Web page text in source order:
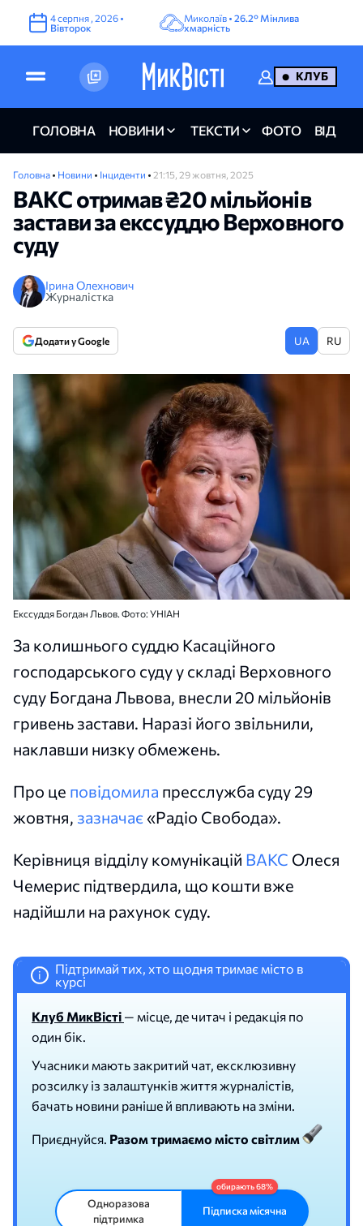
4серпня ,2026 •
Вівторок
Миколаїв •26.2° Мінлива
хмарність
КЛУБ
ГОЛОВНА НОВИНИ ТЕКСТИ ФОТО ВІДЕО
Головна • Новини • Інциденти • 21:15, 29 жовтня, 2025
ВАКС отримав ₴20 мільйонів
застави за екссуддю Верховного
суду
Ірина Олехнович
Журналістка
Додати у Google UA RU
Екссуддя Богдан Львов. Фото: УНІАН
За колишнього суддю Касаційного
господарського суду у складі Верховного
суду Богдана Львова, внесли 20 мільйонів
гривень застави. Наразі його звільнили,
наклавши низку обмежень.
Про це повідомила пресслужба суду 29
жовтня, зазначає «Радіо Свобода».
Керівниця відділу комунікацій ВАКС Олеся
Чемерис підтвердила, що кошти вже
надійшли на рахунок суду.
i
Підтримай тих, хто щодня тримає місто в
курсі
Клуб МикВісті — місце, де читач і редакція по
один бік.
Учасники мають закритий чат, ексклюзивну
розсилку із залаштунків життя журналістів,
бачать новини раніше й впливають на зміни.
Приєднуйся. Разом тримаємо місто світлим
Одноразова
підтримка
Підписка місячна